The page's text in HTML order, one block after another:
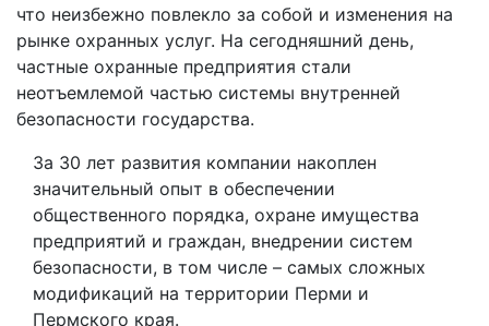
что неизбежно повлекло за собой и изменения на
рынке охранных услуг. На сегодняшний день,
частные охранные предприятия стали
неотъемлемой частью системы внутренней
безопасности государства.
За 30 лет развития компании накоплен
значительный опыт в обеспечении
общественного порядка, охране имущества
предприятий и граждан, внедрении систем
безопасности, в том числе – самых сложных
модификаций на территории Перми и
Пермского края.